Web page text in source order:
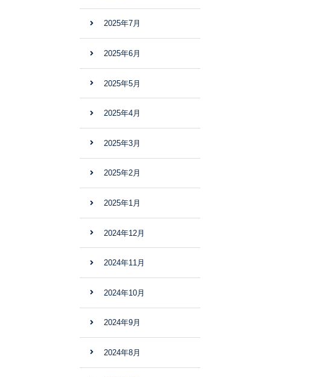
2025年7月
2025年6月
2025年5月
2025年4月
2025年3月
2025年2月
2025年1月
2024年12月
2024年11月
2024年10月
2024年9月
2024年8月